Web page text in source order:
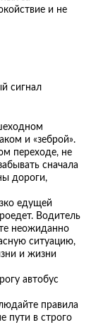
и не
сигнал
и «зеброй».
переходе, не
сначала
дороги,
едущей
Водитель
неожиданно
ситуацию,
и жизни
автобус
правила
пути в строго